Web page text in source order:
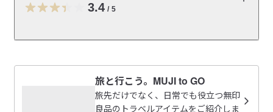
ボトルカラー：クリア
3.4 / 5
旅と行こう。MUJI to GO
旅先だけでなく、日常でも役立つ無印
良品のトラベルアイテムをご紹介しま